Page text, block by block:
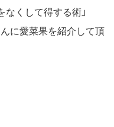
くして得する術」
に愛菜果を紹介して頂